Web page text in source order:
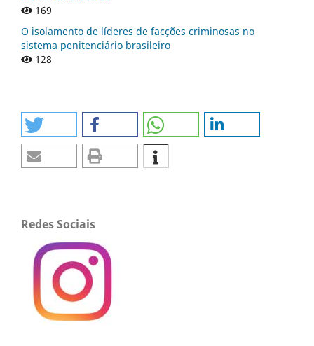
169
O isolamento de líderes de facções criminosas no
sistema penitenciário brasileiro
128
Redes Sociais